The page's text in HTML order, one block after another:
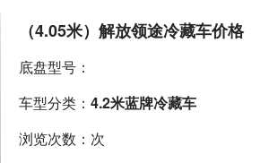
（4.05米）解放领途冷藏车价格
底盘型号：
车型分类： 4.2米蓝牌冷藏车
浏览次数：次